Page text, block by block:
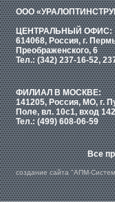
ООО
ЦЕНТРАЛЬНЫЙ ОФИС:
614068, Россия, г.
Преображенского, 6
Тел.: (342) 237-16-52,
ФИЛИАЛ В МОСКВЕ:
141205, Россия, МО, г.
Поле, вл. 10с1, вход 142
Тел.: (499) 608-06-59
Все
создание сайта "АПМ-